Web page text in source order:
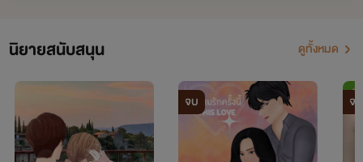
นิยายสนับสนุน ดูทั้งหมด
จบ จบ